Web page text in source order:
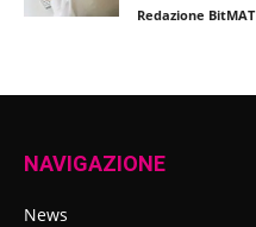
Redazione BitMAT
NAVIGAZIONE
News